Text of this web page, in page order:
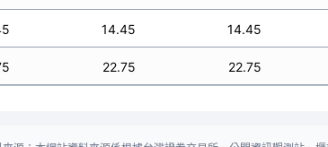
14.45 14.45
22.75 22.75